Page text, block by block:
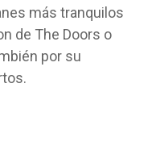
más tranquilos
de The Doors o
por su